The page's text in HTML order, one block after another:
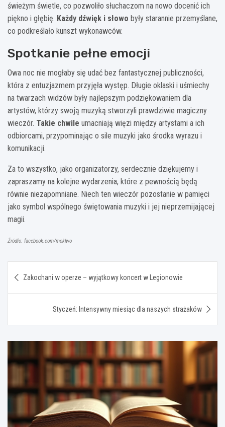
świeżym świetle, co pozwoliło słuchaczom na nowo docenić ich
piękno i głębię. Każdy dźwięk i słowo były starannie przemyślane,
co podkreślało kunszt wykonawców.
Spotkanie pełne emocji
Owa noc nie mogłaby się udać bez fantastycznej publiczności,
która z entuzjazmem przyjęła występ. Długie oklaski i uśmiechy
na twarzach widzów były najlepszym podziękowaniem dla
artystów, którzy swoją muzyką stworzyli prawdziwie magiczny
wieczór. Takie chwile umacniają więzi między artystami a ich
odbiorcami, przypominając o sile muzyki jako środka wyrazu i
komunikacji.
Za to wszystko, jako organizatorzy, serdecznie dziękujemy i
zapraszamy na kolejne wydarzenia, które z pewnością będą
równie niezapomniane. Niech ten wieczór pozostanie w pamięci
jako symbol wspólnego świętowania muzyki i jej nieprzemijającej
magii.
Źródło: facebook.com/moklwo
wpisu
Zakochani w operze – wyjątkowy koncert w Legionowie
Styczeń: Intensywny miesiąc dla naszych strażaków